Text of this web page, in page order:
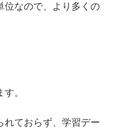
位なので、より多くの
。
れておらず、学習デー